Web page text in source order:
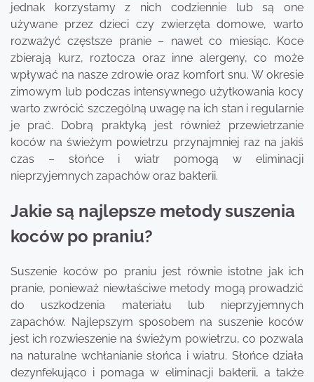
jednak korzystamy z nich codziennie lub są one
używane przez dzieci czy zwierzęta domowe, warto
rozważyć częstsze pranie – nawet co miesiąc. Koce
zbierają kurz, roztocza oraz inne alergeny, co może
wpływać na nasze zdrowie oraz komfort snu. W okresie
zimowym lub podczas intensywnego użytkowania kocy
warto zwrócić szczególną uwagę na ich stan i regularnie
je prać. Dobrą praktyką jest również przewietrzanie
koców na świeżym powietrzu przynajmniej raz na jakiś
czas – słońce i wiatr pomogą w eliminacji
nieprzyjemnych zapachów oraz bakterii.
Jakie są najlepsze metody suszenia
koców po praniu?
Suszenie koców po praniu jest równie istotne jak ich
pranie, ponieważ niewłaściwe metody mogą prowadzić
do uszkodzenia materiału lub nieprzyjemnych
zapachów. Najlepszym sposobem na suszenie koców
jest ich rozwieszenie na świeżym powietrzu, co pozwala
na naturalne wchłanianie słońca i wiatru. Słońce działa
dezynfekująco i pomaga w eliminacji bakterii, a także